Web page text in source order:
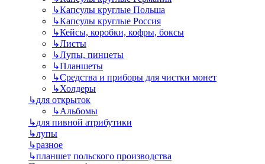
↳Капсулы круглые Польша
↳Капсулы круглые Россия
↳Кейсы, коробки, кофры, боксы
↳Листы
↳Лупы, пинцеты
↳Планшеты
↳Средства и приборы для чистки монет
↳Холдеры
↳для открыток
↳Альбомы
↳для пивной атрибутики
↳лупы
↳разное
↳планшет польского производства